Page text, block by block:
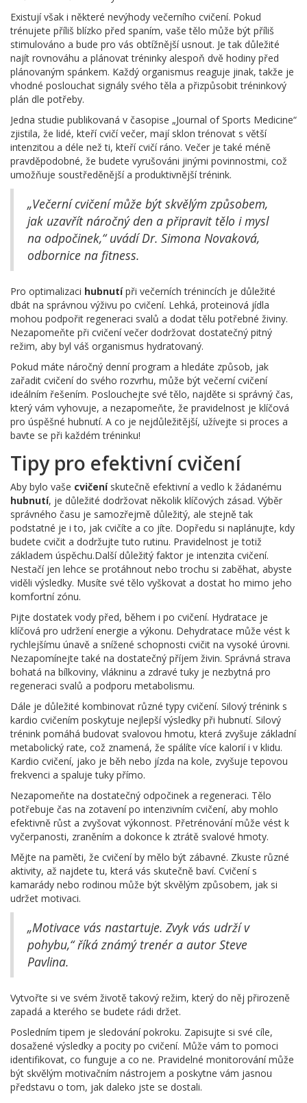
Existují však i některé nevýhody večerního cvičení. Pokud
trénujete příliš blízko před spaním, vaše tělo může být příliš
stimulováno a bude pro vás obtížnější usnout. Je tak důležité
najít rovnováhu a plánovat tréninky alespoň dvě hodiny před
plánovaným spánkem. Každý organismus reaguje jinak, takže je
vhodné poslouchat signály svého těla a přizpůsobit tréninkový
plán dle potřeby.
Jedna studie publikovaná v časopise „Journal of Sports Medicine“
zjistila, že lidé, kteří cvičí večer, mají sklon trénovat s větší
intenzitou a déle než ti, kteří cvičí ráno. Večer je také méně
pravděpodobné, že budete vyrušováni jinými povinnostmi, což
umožňuje soustředěnější a produktivnější trénink.
„Večerní cvičení může být skvělým způsobem,
jak uzavřít náročný den a připravit tělo i mysl
na odpočinek,“ uvádí Dr. Simona Novaková,
odbornice na fitness.
Pro optimalizaci hubnutípři večerních trénincích je důležité
dbát na správnou výživu po cvičení. Lehká, proteinová jídla
mohou podpořit regeneraci svalů a dodat tělu potřebné živiny.
Nezapomeňte při cvičení večer dodržovat dostatečný pitný
režim, aby byl váš organismus hydratovaný.
Pokud máte náročný denní program a hledáte způsob, jak
zařadit cvičení do svého rozvrhu, může být večerní cvičení
ideálním řešením. Poslouchejte své tělo, najděte si správný čas,
který vám vyhovuje, a nezapomeňte, že pravidelnost je klíčová
pro úspěšné hubnutí. A co je nejdůležitější, užívejte si proces a
bavte se při každém tréninku!
Tipy pro efektivní cvičení
Aby bylo vaše cvičenískutečně efektivní a vedlo k žádanému
hubnutí, je důležité dodržovat několik klíčových zásad. Výběr
správného času je samozřejmě důležitý, ale stejně tak
podstatné je i to, jak cvičíte a co jíte. Dopředu si naplánujte, kdy
budete cvičit a dodržujte tuto rutinu. Pravidelnost je totiž
základem úspěchu.Další důležitý faktor je intenzita cvičení.
Nestačí jen lehce se protáhnout nebo trochu si zaběhat, abyste
viděli výsledky. Musíte své tělo vyškovat a dostat ho mimo jeho
komfortní zónu.
Pijte dostatek vody před, během i po cvičení. Hydratace je
klíčová pro udržení energie a výkonu. Dehydratace může vést k
rychlejšímu únavě a snížené schopnosti cvičit na vysoké úrovni.
Nezapomínejte také na dostatečný příjem živin. Správná strava
bohatá na bílkoviny, vlákninu a zdravé tuky je nezbytná pro
regeneraci svalů a podporu metabolismu.
Dále je důležité kombinovat různé typy cvičení. Silový trénink s
kardio cvičením poskytuje nejlepší výsledky při hubnutí. Silový
trénink pomáhá budovat svalovou hmotu, která zvyšuje základní
metabolický rate, což znamená, že spálíte více kalorií i v klidu.
Kardio cvičení, jako je běh nebo jízda na kole, zvyšuje tepovou
frekvenci a spaluje tuky přímo.
Nezapomeňte na dostatečný odpočinek a regeneraci. Tělo
potřebuje čas na zotavení po intenzivním cvičení, aby mohlo
efektivně růst a zvyšovat výkonnost. Přetrénování může vést k
vyčerpanosti, zraněním a dokonce k ztrátě svalové hmoty.
Mějte na paměti, že cvičení by mělo být zábavné. Zkuste různé
aktivity, až najdete tu, která vás skutečně baví. Cvičení s
kamarády nebo rodinou může být skvělým způsobem, jak si
udržet motivaci.
„Motivace vás nastartuje. Zvyk vás udrží v
pohybu,“ říká známý trenér a autor Steve
Pavlina.
Vytvořte si ve svém životě takový režim, který do něj přirozeně
zapadá a kterého se budete rádi držet.
Posledním tipem je sledování pokroku. Zapisujte si své cíle,
dosažené výsledky a pocity po cvičení. Může vám to pomoci
identifikovat, co funguje a co ne. Pravidelné monitorování může
být skvělým motivačním nástrojem a poskytne vám jasnou
představu o tom, jak daleko jste se dostali.